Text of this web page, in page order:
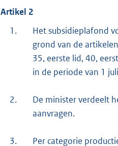
Artikel 2
1.
Het subsidieplafond
grond van de
35, eerste lid, 40,
in de periode van 1
2.
De minister verdeelt
aanvragen.
3.
Per categorie